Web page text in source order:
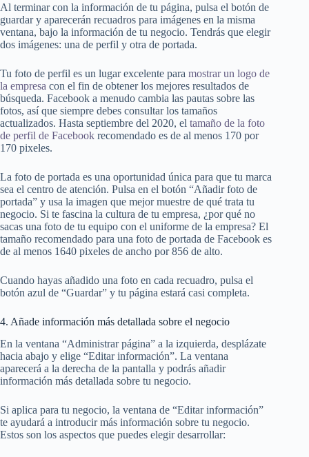
Al terminar con la información de tu página, pulsa el botón de
guardar y aparecerán recuadros para imágenes en la misma
ventana, bajo la información de tu negocio. Tendrás que elegir
dos imágenes: una de perfil y otra de portada.
Tu foto de perfil es un lugar excelente para mostrar un logo de
la empresa con el fin de obtener los mejores resultados de
búsqueda. Facebook a menudo cambia las pautas sobre las
fotos, así que siempre debes consultar los tamaños
actualizados. Hasta septiembre del 2020, el tamaño de la foto
de perfil de Facebook recomendado es de al menos 170 por
170 pixeles.
La foto de portada es una oportunidad única para que tu marca
sea el centro de atención. Pulsa en el botón “Añadir foto de
portada” y usa la imagen que mejor muestre de qué trata tu
negocio. Si te fascina la cultura de tu empresa, ¿por qué no
sacas una foto de tu equipo con el uniforme de la empresa? El
tamaño recomendado para una foto de portada de Facebook es
de al menos 1640 pixeles de ancho por 856 de alto.
Cuando hayas añadido una foto en cada recuadro, pulsa el
botón azul de “Guardar” y tu página estará casi completa.
4. Añade información más detallada sobre el negocio
En la ventana “Administrar página” a la izquierda, desplázate
hacia abajo y elige “Editar información”. La ventana
aparecerá a la derecha de la pantalla y podrás añadir
información más detallada sobre tu negocio.
Si aplica para tu negocio, la ventana de “Editar información”
te ayudará a introducir más información sobre tu negocio.
Estos son los aspectos que puedes elegir desarrollar: